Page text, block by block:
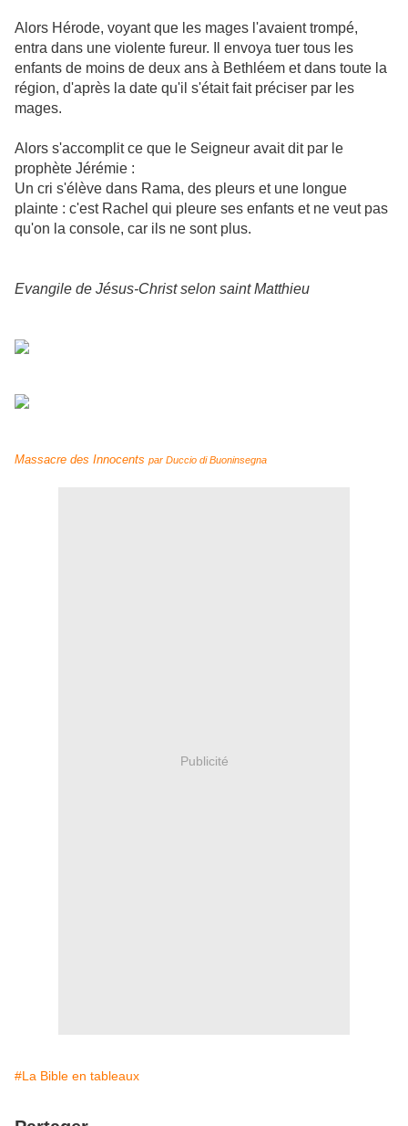
Alors Hérode, voyant que les mages l'avaient trompé,
entra dans une violente fureur. Il envoya tuer tous les
enfants de moins de deux ans à Bethléem et dans toute la
région, d'après la date qu'il s'était fait préciser par les
mages.
Alors s'accomplit ce que le Seigneur avait dit par le
prophète Jérémie :
Un cri s'élève dans Rama, des pleurs et une longue
plainte : c'est Rachel qui pleure ses enfants et ne veut pas
qu'on la console, car ils ne sont plus.
Evangile de Jésus-Christ selon saint Matthieu
Massacre des Innocents par Duccio di Buoninsegna
Publicité
#La Bible en tableaux